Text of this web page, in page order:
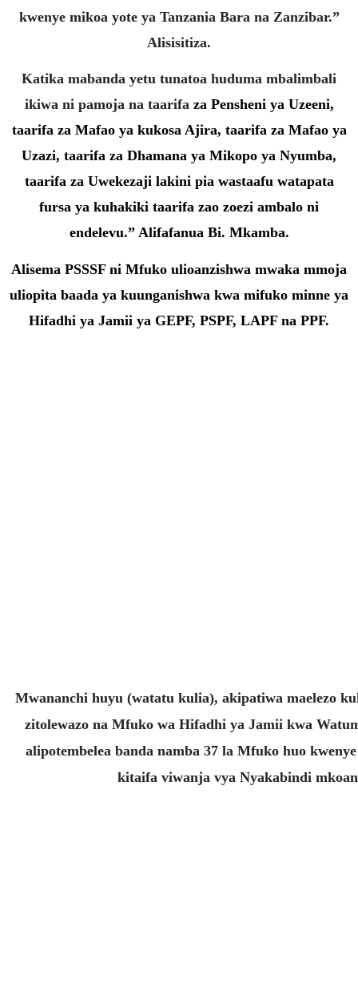
kwenye mikoa yote ya Tanzania Bara na Zanzibar.”
Alisisitiza.
Katika mabanda yetu tunatoa huduma mbalimbali
ikiwa ni pamoja na taarifa za Pensheni ya Uzeeni,
taarifa za Mafao ya kukosa Ajira, taarifa za Mafao ya
Uzazi, taarifa za Dhamana ya Mikopo ya Nyumba,
taarifa za Uwekezaji lakini pia wastaafu watapata
fursa ya kuhakiki taarifa zao zoezi ambalo ni
endelevu.” Alifafanua Bi. Mkamba.
Alisema PSSSF ni Mfuko ulioanzishwa mwaka mmoja
uliopita baada ya kuunganishwa kwa mifuko minne ya
Hifadhi ya Jamii ya GEPF, PSPF, LAPF na PPF.
Mwananchi huyu (watatu kulia), akipatiwa maelezo
zitolewazo na Mfuko wa Hifadhi ya Jamii kwa
alipotembelea banda namba 37 la Mfuko huo kwenye
kitaifa viwanja vya Nyakabindi